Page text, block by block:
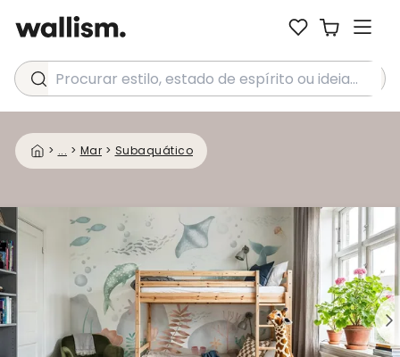
Procurar estilo, estado de espírito ou ideia...
> ... > Mar > Subaquático